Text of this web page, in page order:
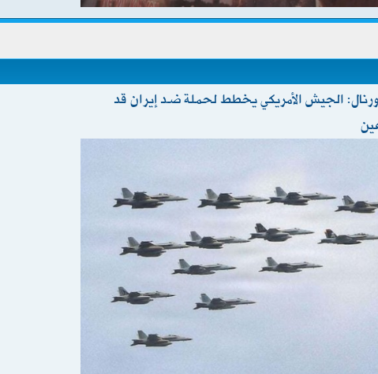
الجيش الأمريكي يخطط لحملة ضد إيران قد